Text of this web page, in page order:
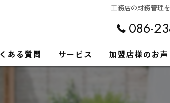
工務店の財務管理
086-
ある質問 サービス 加盟店様のお声